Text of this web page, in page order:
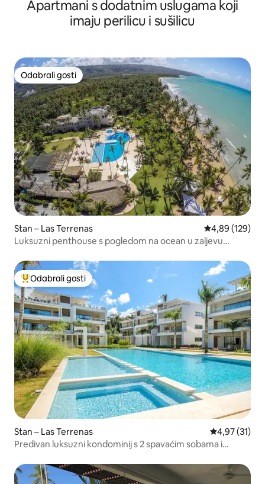
Apartmani s dodatnim uslugama koji
imaju perilicu i sušilicu
Odabrali gosti
Odabrali gosti
Stan – Las Terrenas Prosječna
4,89 (129)
Luksuzni penthouse s pogledom na ocean u zaljevu
Među najviše rangiranima s oznakom „Odabrali gosti”
Odabrali gosti
Stan – Las Terrenas Prosječna
4,97 (31)
Predivan luksuzni kondominij s 2 spavaćim sobama i